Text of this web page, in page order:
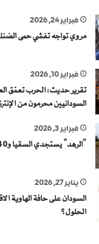
فبراير 24, 2026
مروي تواجه تفشي حمى
فبراير 10, 2026
السودانيين محرمون من
فبراير 3, 2026
“الرهد” يستجدي السقيا و40 قرية مهددة بالهجرة
يناير 27, 2026
السودان على حافة الهاوية
الحلول؟